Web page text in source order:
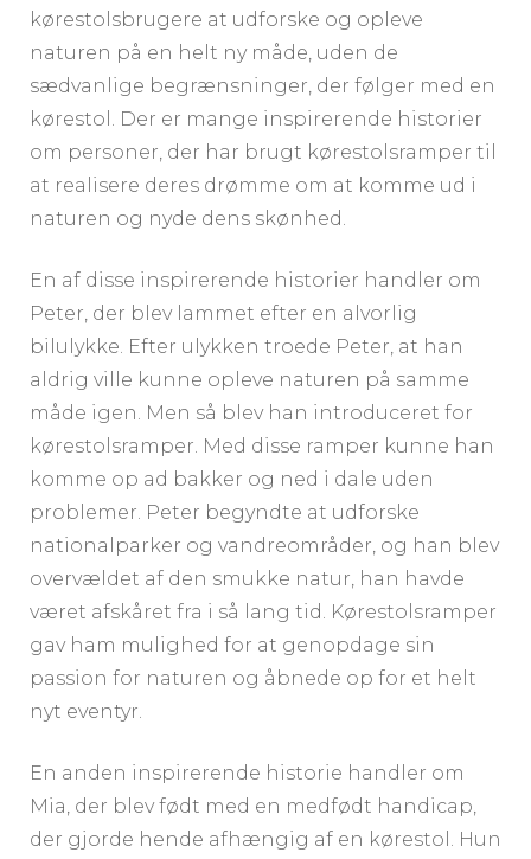
kørestolsbrugere at udforske og opleve
naturen på en helt ny måde, uden de
sædvanlige begrænsninger, der følger med en
kørestol. Der er mange inspirerende historier
om personer, der har brugt kørestolsramper til
at realisere deres drømme om at komme ud i
naturen og nyde dens skønhed.
En af disse inspirerende historier handler om
Peter, der blev lammet efter en alvorlig
bilulykke. Efter ulykken troede Peter, at han
aldrig ville kunne opleve naturen på samme
måde igen. Men så blev han introduceret for
kørestolsramper. Med disse ramper kunne han
komme op ad bakker og ned i dale uden
problemer. Peter begyndte at udforske
nationalparker og vandreområder, og han blev
overvældet af den smukke natur, han havde
været afskåret fra i så lang tid. Kørestolsramper
gav ham mulighed for at genopdage sin
passion for naturen og åbnede op for et helt
nyt eventyr.
En anden inspirerende historie handler om
Mia, der blev født med en medfødt handicap,
der gjorde hende afhængig af en kørestol. Hun